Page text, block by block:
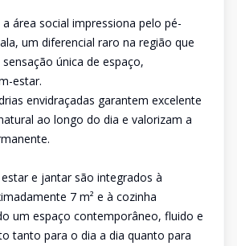
área social impressiona pelo pé-
um diferencial raro na região que
única de espaço,
estar.
envidraçadas garantem excelente
ao longo do dia e valorizam a
e jantar são integrados à
7 m² e à cozinha
um espaço contemporâneo, fluido e
tanto para o dia a dia quanto para